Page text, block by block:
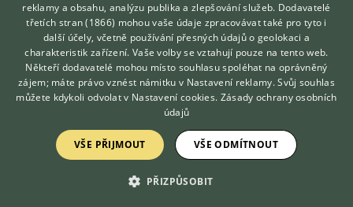
marcelaamax napsal(a):
A me napadá, co dalmatin? Nebo ridgeback?
Akorát teda to uz jsou plemena větší.
Edit : ridgebacku znam celkem hodně a bud
mám štěstí, nebo jsou to fakt pohodový psi,
samozřejmě ve správných rukou. Vim, ze se
casto řeší, ze se nesnesou s ostatními psy, ale
ti co znám se psy ani lidmi problém nemají.
Hledáte zvířecího kamaráda?
Zdarma vám poradí
VETERINÁŘ ONLINE
KONZULTOVAT S
VETERINÁŘEM
reklamy a obsahu, analýzu publika a zlepšování služeb. Dodavatelé
třetích stran (1866) mohou vaše údaje zpracovávat také pro tyto i
další účely, včetně používání přesných údajů o geolokaci a
charakteristik zařízení. Vaše volby se vztahují pouze na tento web.
Někteří dodavatelé mohou místo souhlasu spoléhat na oprávněný
zájem; máte právo vznést námitku v Nastavení reklamy. Svůj souhlas
můžete kdykoli odvolat v Nastavení cookies. Zásady ochrany osobních
údajů
VŠE PŘIJMOUT VŠE ODMÍTNOUT
PŘIZPŮSOBIT